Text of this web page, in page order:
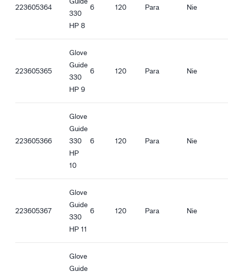
223605364
330
HP 8
6 120 Para Nie
223605365
Glove
Guide
330
HP 9
6 120 Para Nie
223605366
Glove
Guide
330
HP
10
6 120 Para Nie
223605367
Glove
Guide
330
HP 11
6 120 Para Nie
Glove
Guide